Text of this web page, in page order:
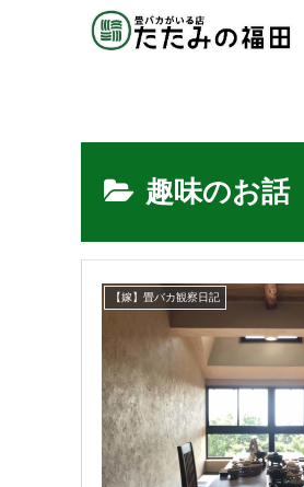
趣味のお話
【嫁】畳バカ観察日記